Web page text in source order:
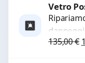
Vetro
135,00€